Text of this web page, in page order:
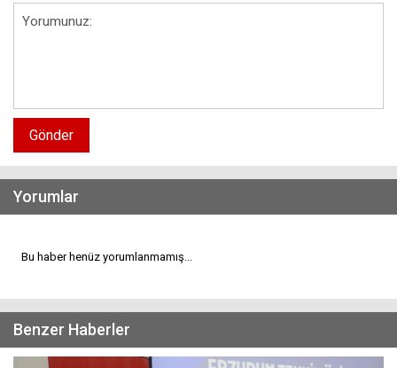
Gönder
Yorumlar
Bu haber henüz yorumlanmamış...
Benzer Haberler